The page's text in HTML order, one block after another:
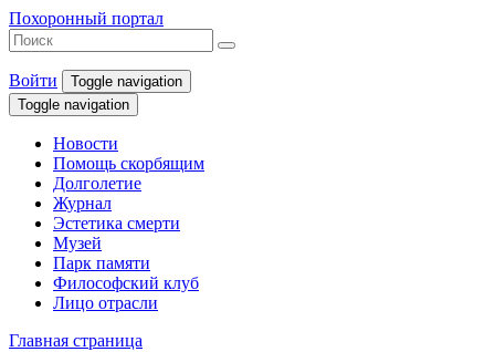
Похоронный портал
Войти
Toggle navigation
Toggle navigation
Новости
Помощь скорбящим
Долголетие
Журнал
Эстетика смерти
Музей
Парк памяти
Философский клуб
Лицо отрасли
Главная страница